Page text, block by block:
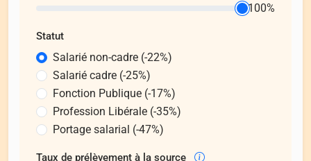
100%
Statut
Salarié non-cadre (-22%)
Salarié cadre (-25%)
Fonction Publique (-17%)
Profession Libérale (-35%)
Portage salarial (-47%)
Taux de prélèvement à la source